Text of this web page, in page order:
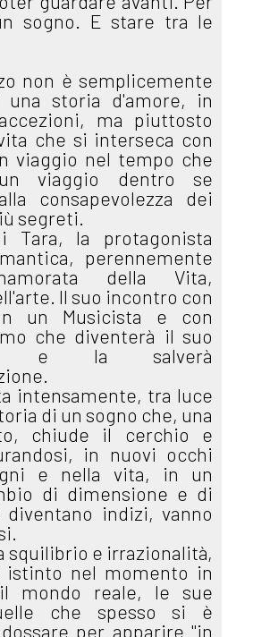
sogno. E stare tra le
non è semplicemente
storia d'amore, in
ma piuttosto
che si interseca con
viaggio nel tempo che
viaggio dentro se
consapevolezza dei
segreti.
la protagonista
perennemente
della Vita,
Il suo incontro con
un Musicista e con
che diventerà il suo
e la salverà
intensamente, tra luce
di un sogno che, una
chiude il cerchio e
in nuovi occhi
e nella vita, in un
di dimensione e di
indizi, vanno
squilibrio e irrazionalità,
istinto nel momento in
mondo reale, le sue
che spesso si è
per apparire "in